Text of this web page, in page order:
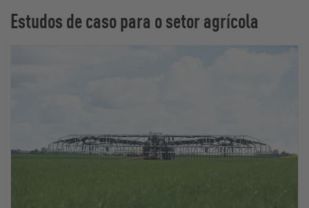
Estudos de caso para o setor agrícola